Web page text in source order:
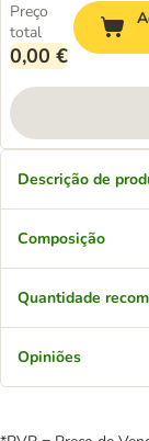
Preço
total
0,00 €
Descrição de
Composição
Quantidade
Opiniões